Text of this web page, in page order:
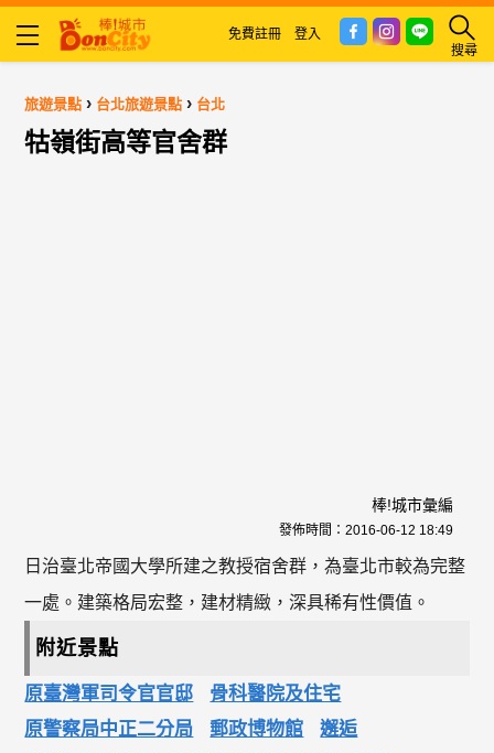
搜尋
免費註冊 登入
旅遊景點 › 台北旅遊景點 › 台北
牯嶺街高等官舍群
棒!城市彙編
發佈時間： 2016-06-12 18:49
日治臺北帝國大學所建之教授宿舍群，為臺北市較為完整
一處。建築格局宏整，建材精緻，深具稀有性價值。
附近景點
原臺灣軍司令官官邸
骨科醫院及住宅
原警察局中正二分局
郵政博物館
邂逅